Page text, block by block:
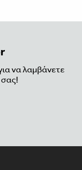
να λαμβάνετε
σας!